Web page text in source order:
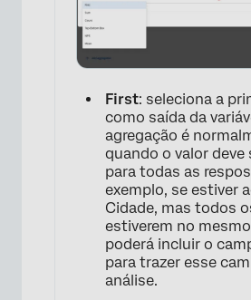
First: seleciona a
como saída da
agregação é
quando o valor deve
para todas as
exemplo, se estiver
Cidade, mas todos
estiverem no
poderá incluir o
para trazer esse
análise.